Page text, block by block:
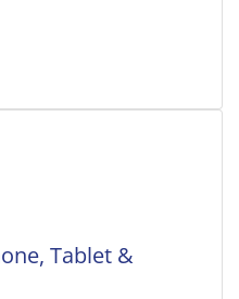
Tablet &